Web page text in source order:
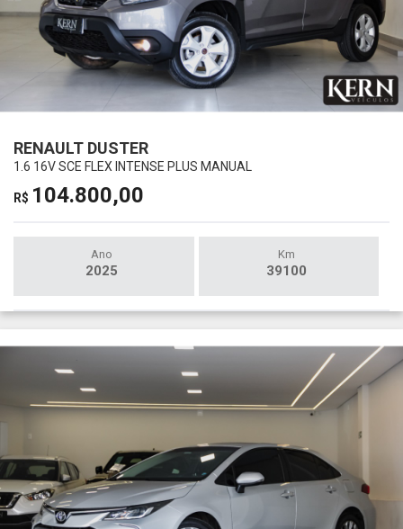
RENAULT DUSTER
1.6 16V SCE FLEX INTENSE PLUS MANUAL
R$ 104.800,00
Ano
2025
Km
39100